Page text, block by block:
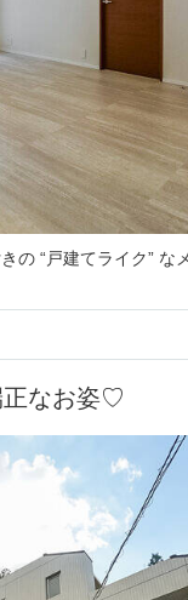
の “戸建てライク” な
正なお姿♡